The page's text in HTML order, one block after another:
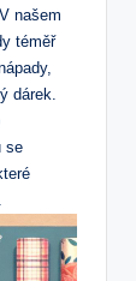
našem
téměř
dárek.
se